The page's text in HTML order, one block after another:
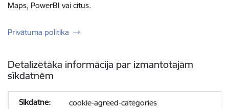
Maps, PowerBI vai citus.
Privātuma politika
Detalizētāka informācija par izmantotajām
sīkdatnēm
cookie-agreed-categories